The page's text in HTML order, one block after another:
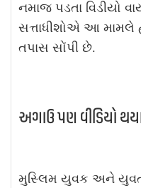
નમાજ પડતા વિડીયો
સત્તાધીશોએ આ મામલે
તપાસ સોંપી છે.
અગાઉ પણ વીડિયો
મુસ્લિમ યુવક અને